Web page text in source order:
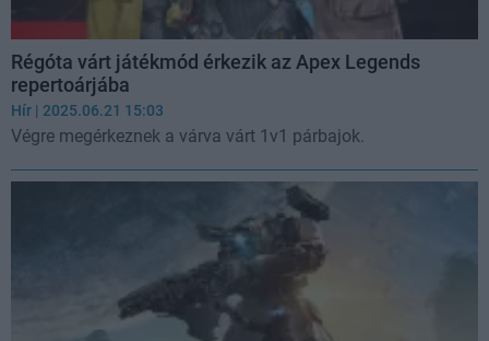
Régóta várt játékmód érkezik az Apex Legends
repertoárjába
Hír | 2025.06.21 15:03
Végre megérkeznek a várva várt 1v1 párbajok.